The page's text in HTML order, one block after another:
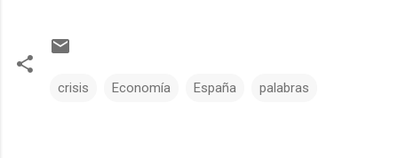
crisis Economía España palabras